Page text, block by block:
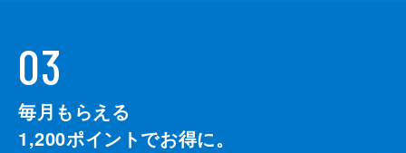
03
毎月もらえる
1,200ポイントでお得に。